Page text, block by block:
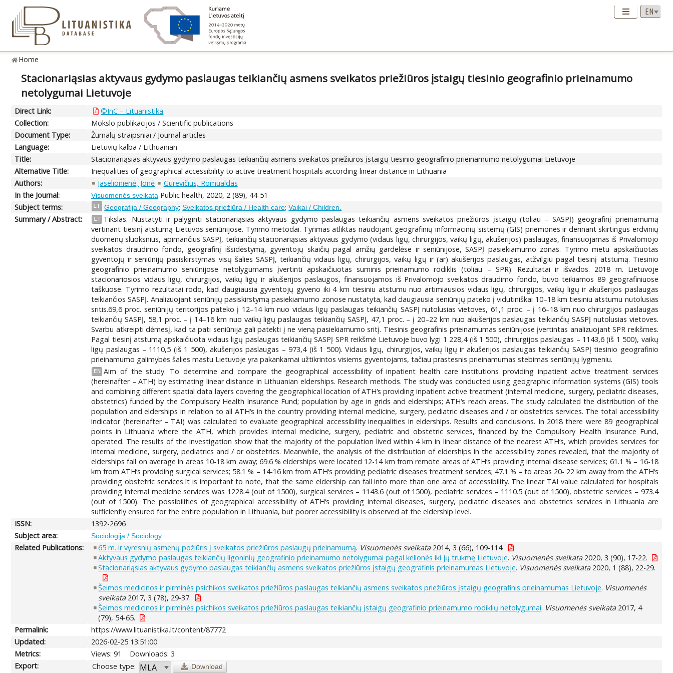
Home
Stacionariąsias aktyvaus gydymo paslaugas teikiančių asmens sveikatos priežiūros įstaigų tiesinio geografinio prieinamumo
netolygumai Lietuvoje
Direct Link:
©InC – Lituanistika
Collection:
Mokslo publikacijos / Scientific publications
Document Type:
Žurnalų straipsniai / Journal articles
Language:
Lietuvių kalba / Lithuanian
Title:
Stacionariąsias aktyvaus gydymo paslaugas teikiančių asmens sveikatos priežiūros įstaigų tiesinio geografinio prieinamumo netolygumai Lietuvoje
Alternative Title:
Inequalities of geographical accessibility to active treatment hospitals according linear distance in Lithuania
Authors:
Jaselionienė, Jonė
Gurevičius, Romualdas
In the Journal:
Visuomenės sveikata Public health, 2020, 2 (89), 44-51
Subject terms:
LT Geografija / Geography;Sveikatos priežiūra / Health care;Vaikai / Children.
Summary / Abstract: LT Tikslas. Nustatyti ir palyginti stacionariąsias aktyvaus gydymo paslaugas teikiančių asmens sveikatos priežiūros įstaigų (toliau – SASPĮ) geografinį prieinamumą
vertinant tiesinį atstumą Lietuvos seniūnijose. Tyrimo metodai. Tyrimas atliktas naudojant geografinių informacinių sistemų (GIS) priemones ir derinant skirtingus erdvinių
duomenų sluoksnius, apimančius SASPĮ, teikiančių stacionariąsias aktyvaus gydymo (vidaus ligų, chirurgijos, vaikų ligų, akušerijos) paslaugas, finansuojamas iš Privalomojo
sveikatos draudimo fondo, geografinį išsidėstymą, gyventojų skaičių pagal amžių gardelėse ir seniūnijose, SASPĮ pasiekiamumo zonas. Tyrimo metu apskaičiuotas
gyventojų ir seniūnijų pasiskirstymas visų šalies SASPĮ, teikiančių vidaus ligų, chirurgijos, vaikų ligų ir (ar) akušerijos paslaugas, atžvilgiu pagal tiesinį atstumą. Tiesinio
geografinio prieinamumo seniūnijose netolygumams įvertinti apskaičiuotas suminis prieinamumo rodiklis (toliau – SPR). Rezultatai ir išvados. 2018 m. Lietuvoje
stacionariosios vidaus ligų, chirurgijos, vaikų ligų ir akušerijos paslaugos, finansuojamos iš Privalomojo sveikatos draudimo fondo, buvo teikiamos 89 geografiniuose
taškuose. Tyrimo rezultatai rodo, kad daugiausia gyventojų gyveno iki 4 km tiesiniu atstumu nuo artimiausios vidaus ligų, chirurgijos, vaikų ligų ir akušerijos paslaugas
teikiančios SASPĮ. Analizuojant seniūnijų pasiskirstymą pasiekiamumo zonose nustatyta, kad daugiausia seniūnijų pateko į vidutiniškai 10–18 km tiesiniu atstumu nutolusias
sritis.69,6 proc. seniūnijų teritorijos pateko į 12–14 km nuo vidaus ligų paslaugas teikiančių SASPĮ nutolusias vietoves, 61,1 proc. – į 16–18 km nuo chirurgijos paslaugas
teikiančių SASPĮ, 58,1 proc. – į 14–16 km nuo vaikų ligų paslaugas teikiančių SASPĮ, 47,1 proc. – į 20–22 km nuo akušerijos paslaugas teikiančių SASPĮ nutolusias vietoves.
Svarbu atkreipti dėmesį, kad ta pati seniūnija gali patekti į ne vieną pasiekiamumo sritį. Tiesinis geografinis prieinamumas seniūnijose įvertintas analizuojant SPR reikšmes.
Pagal tiesinį atstumą apskaičiuota vidaus ligų paslaugas teikiančių SASPĮ SPR reikšmė Lietuvoje buvo lygi 1 228,4 (iš 1 500), chirurgijos paslaugas – 1143,6 (iš 1 500), vaikų
ligų paslaugas – 1110,5 (iš 1 500), akušerijos paslaugas – 973,4 (iš 1 500). Vidaus ligų, chirurgijos, vaikų ligų ir akušerijos paslaugas teikiančių SASPĮ tiesinio geografinio
prieinamumo galimybės šalies mastu Lietuvoje yra pakankamai užtikrintos visiems gyventojams, tačiau prastesnis prieinamumas stebimas seniūnijų lygmeniu.
EN Aim of the study. To determine and compare the geographical accessibility of inpatient health care institutions providing inpatient active treatment services
(hereinafter – ATH) by estimating linear distance in Lithuanian elderships. Research methods. The study was conducted using geographic information systems (GIS) tools
and combining different spatial data layers covering the geographical location of ATH‘s providing inpatient active treatment (internal medicine, surgery, pediatric diseases,
obstetrics) funded by the Compulsory Health Insurance Fund; population by age in grids and elderships; ATH‘s reach areas. The study calculated the distribution of the
population and elderships in relation to all ATH‘s in the country providing internal medicine, surgery, pediatric diseases and / or obstetrics services. The total accessibility
indicator (hereinafter – TAI) was calculated to evaluate geographical accessibility inequalities in elderships. Results and conclusions. In 2018 there were 89 geographical
points in Lithuania where the ATH, which provides internal medicine, surgery, pediatric and obstetric services, financed by the Compulsory Health Insurance Fund,
operated. The results of the investigation show that the majority of the population lived within 4 km in linear distance of the nearest ATH‘s, which provides services for
internal medicine, surgery, pediatrics and / or obstetrics. Meanwhile, the analysis of the distribution of elderships in the accessibility zones revealed, that the majority of
elderships fall on average in areas 10-18 km away; 69.6 % elderships were located 12-14 km from remote areas of ATH‘s providing internal disease services; 61.1 % – 16-18
km from ATH‘s providing surgical services; 58.1 % – 14-16 km from ATH‘s providing pediatric diseases treatment services; 47.1 % – to areas 20- 22 km away from the ATH‘s
providing obstetric services.It is important to note, that the same eldership can fall into more than one area of accessibility. The linear TAI value calculated for hospitals
providing internal medicine services was 1228.4 (out of 1500), surgical services – 1143.6 (out of 1500), pediatric services – 1110.5 (out of 1500), obstetric services – 973.4
(out of 1500). The possibilities of geographical accessibility of ATH‘s providing internal diseases, surgery, pediatric diseases and obstetrics services in Lithuania are
sufficiently ensured for the entire population in Lithuania, but poorer accessibility is observed at the eldership level.
ISSN:
1392-2696
Subject area:
Sociologija / Sociology
Related Publications: 65 m. ir vyresnių asmenų požiūris į sveikatos priežiūros paslaugų prieinamumą. Visuomenės sveikata2014, 3 (66), 109-114.
Aktyvaus gydymo paslaugas teikiančių ligoninių geografinio prieinamumo netolygumai pagal kelionės iki jų trukmę Lietuvoje. Visuomenės sveikata2020, 3 (90), 17-22.
Stacionariąsias aktyvaus gydymo paslaugas teikiančių asmens sveikatos priežiūros įstaigų geografinis prieinamumas Lietuvoje. Visuomenės sveikata2020, 1 (88), 22-29.
Šeimos medicinos ir pirminės psichikos sveikatos priežiūros paslaugas teikiančių asmens sveikatos priežiūros įstaigų geografinis prieinamumas Lietuvoje. Visuomenės
sveikata2017, 3 (78), 29-37.
Šeimos medicinos ir pirminės psichikos sveikatos priežiūros paslaugas teikiančių įstaigų geografinio prieinamumo rodiklių netolygumai. Visuomenės sveikata2017, 4
(79), 54-65.
Permalink:
https://www.lituanistika.lt/content/87772
Updated:
2026-02-25 13:51:00
Metrics:
Views: 91
Downloads: 3
Export:
Choose type: Download